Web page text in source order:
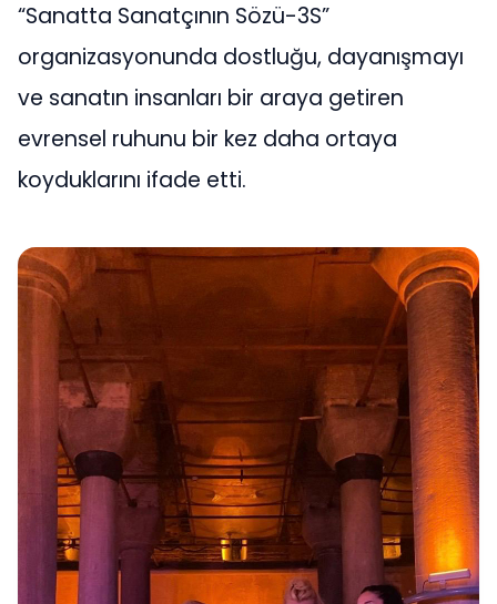
“Sanatta Sanatçının Sözü-3S”
organizasyonunda dostluğu, dayanışmayı
ve sanatın insanları bir araya getiren
evrensel ruhunu bir kez daha ortaya
koyduklarını ifade etti.